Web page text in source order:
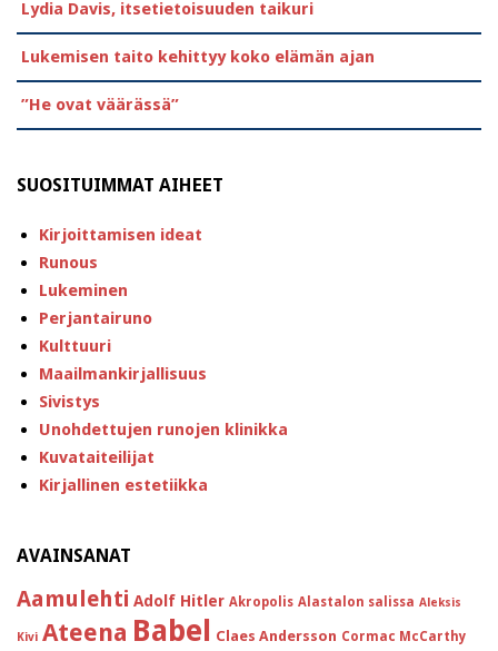
Lydia Davis, itsetietoisuuden taikuri
Lukemisen taito kehittyy koko elämän ajan
”He ovat väärässä”
SUOSITUIMMAT AIHEET
Kirjoittamisen ideat
Runous
Lukeminen
Perjantairuno
Kulttuuri
Maailmankirjallisuus
Sivistys
Unohdettujen runojen klinikka
Kuvataiteilijat
Kirjallinen estetiikka
AVAINSANAT
Aamulehti Adolf Hitler Akropolis Alastalon salissa Aleksis
Kivi Ateena Babel Claes Andersson Cormac McCarthy